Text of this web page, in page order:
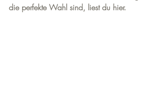
die perfekte Wahl sind, liest du hier.